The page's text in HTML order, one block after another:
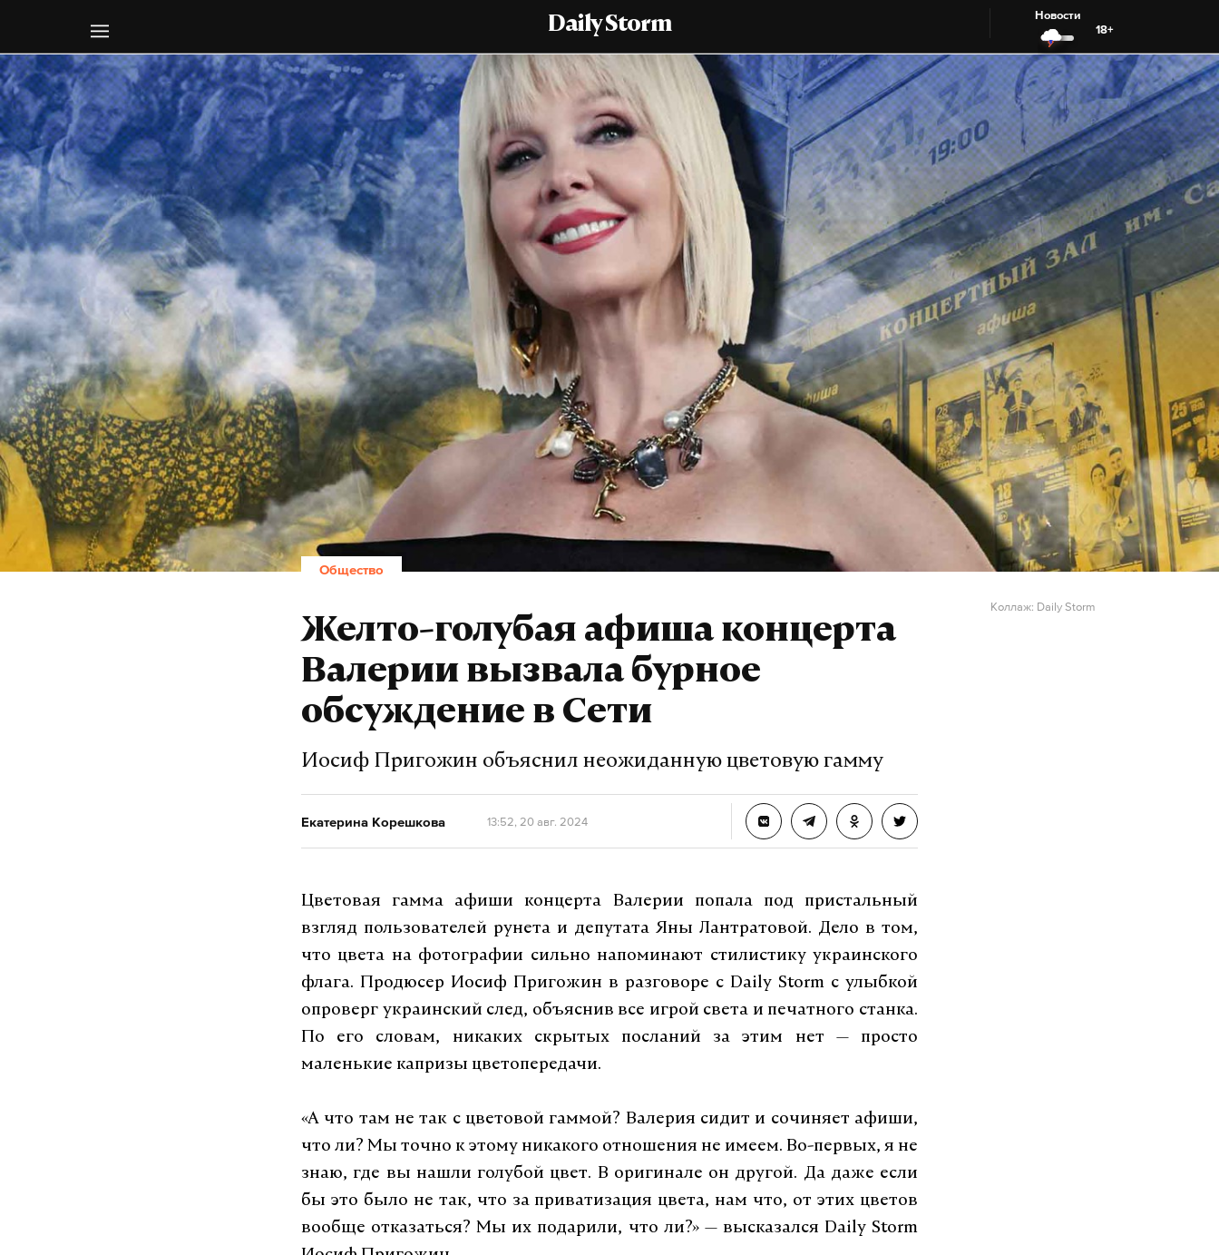
Daily Storm
Новости
18+
Общество
Желто-голубая афиша концерта
Валерии вызвала бурное
обсуждение в Сети
Иосиф Пригожин объяснил неожиданную цветовую гамму
Екатерина Корешкова 13:52, 20 авг. 2024
Коллаж: Daily Storm
Цветовая гамма афиши концерта Валерии попала под пристальный
взгляд пользователей рунета и депутата Яны Лантратовой. Дело в том,
что цвета на фотографии сильно напоминают стилистику украинского
флага. Продюсер Иосиф Пригожин в разговоре с Daily Storm с улыбкой
опроверг украинский след, объяснив все игрой света и печатного станка.
По его словам, никаких скрытых посланий за этим нет — просто
маленькие капризы цветопередачи.
«А что там не так с цветовой гаммой? Валерия сидит и сочиняет афиши,
что ли? Мы точно к этому никакого отношения не имеем. Во-первых, я не
знаю, где вы нашли голубой цвет. В оригинале он другой. Да даже если
бы это было не так, что за приватизация цвета, нам что, от этих цветов
вообще отказаться? Мы их подарили, что ли?» — высказался Daily Storm